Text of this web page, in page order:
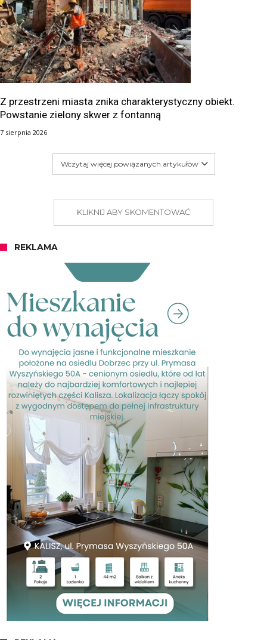
Z przestrzeni miasta znika charakterystyczny obiekt.
Powstanie zielony skwer z fontanną
7 sierpnia 2026
Wczytaj więcej powiązanych artykułów
KLIKNIJ ABY SKOMENTOWAĆ
REKLAMA